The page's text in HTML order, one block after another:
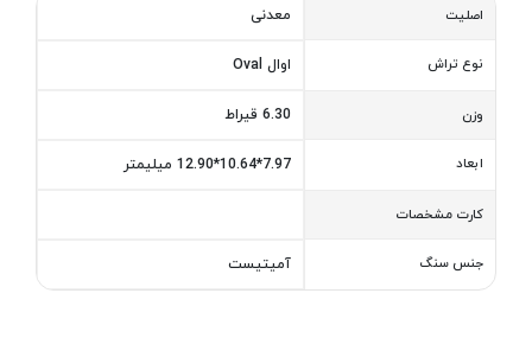
اصلیت معدنی
نوع تراش اوال Oval
وزن 6.30 قیراط
ابعاد 7.97*10.64*12.90 میلیمتر
کارت مشخصات
جنس سنگ آمیتیست